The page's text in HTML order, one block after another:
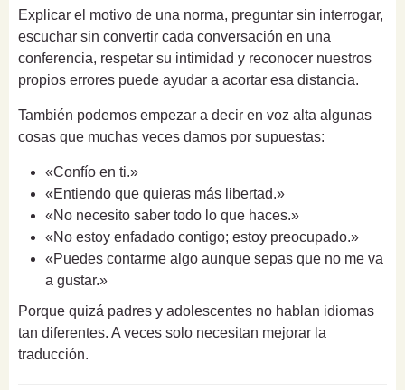
Explicar el motivo de una norma, preguntar sin interrogar,
escuchar sin convertir cada conversación en una
conferencia, respetar su intimidad y reconocer nuestros
propios errores puede ayudar a acortar esa distancia.
También podemos empezar a decir en voz alta algunas
cosas que muchas veces damos por supuestas:
«Confío en ti.»
«Entiendo que quieras más libertad.»
«No necesito saber todo lo que haces.»
«No estoy enfadado contigo; estoy preocupado.»
«Puedes contarme algo aunque sepas que no me va
a gustar.»
Porque quizá padres y adolescentes no hablan idiomas
tan diferentes. A veces solo necesitan mejorar la
traducción.